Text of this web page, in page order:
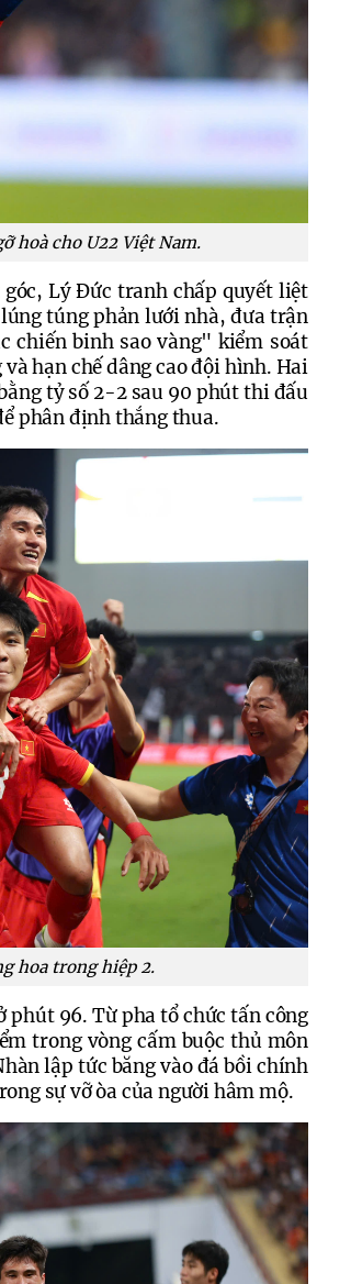
hoà cho U22 Việt Nam.
Lý Đức tranh chấp quyết liệt
túng phản lưới nhà, đưa trận
chiến binh sao vàng" kiểm soát
hạn chế dâng cao đội hình. Hai
tỷ số 2-2 sau 90 phút thi đấu
phân định thắng thua.
hoa trong hiệp 2.
phút 96. Từ pha tổ chức tấn công
trong vòng cấm buộc thủ môn
lập tức băng vào đá bồi chính
sự vỡ òa của người hâm mộ.